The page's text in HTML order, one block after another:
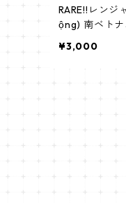
RARE!!レン
ộng) 南ベトナ
ualification
¥3,000